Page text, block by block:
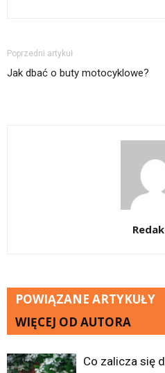
Poprzedni artykuł
Jak dbać o buty motocyklowe?
POWIĄZANE ARTYKUŁY
WIĘCEJ OD AUTORA
Co zalicza się